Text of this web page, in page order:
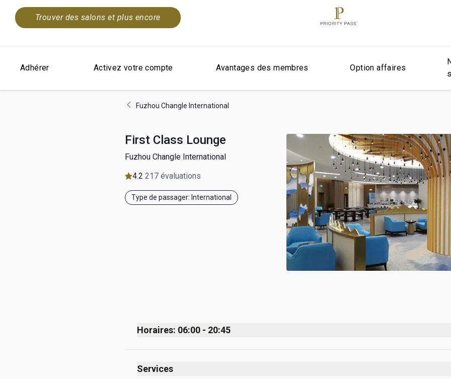
Trouver des salons et plus encore
Adhérer Activez votre compte Avantages des membres Option affaires
Fuzhou Changle International
First Class Lounge
Fuzhou Changle International
4.2 217 évaluations
Type de passager: International
Horaires: 06:00 - 20:45
Monday
Tuesday
Services